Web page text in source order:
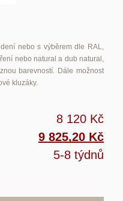
nebo s výběrem dle RAL,
nebo natural a dub natural,
barevností. Dále možnost
kluzáky.
8 120 Kč
9 825,20 Kč
5-8 týdnů